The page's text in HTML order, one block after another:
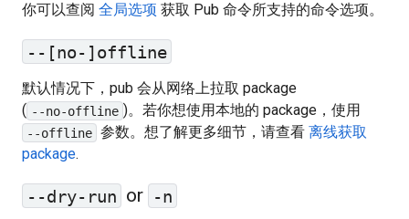
你可以查阅 全局选项 获取 Pub 命令所支持的命令选项。
--[no-]offline
默认情况下，pub 会从网络上拉取 package
( --no-offline )。若你想使用本地的 package，使用
--offline 参数。想了解更多细节，请查看 离线获取
package.
--dry-run or -n